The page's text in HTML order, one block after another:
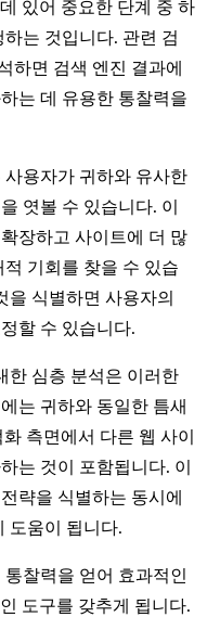
있어 중요한 단계 중 하
는 것입니다. 관련 검
하면 검색 엔진 결과에
는 데 유용한 통찰력을
사용자가 귀하와 유사한
엿볼 수 있습니다. 이
장하고 사이트에 더 많
기회를 찾을 수 있습
을 식별하면 사용자의
할 수 있습니다.
한 심층 분석은 이러한
는 귀하와 동일한 틈새
측면에서 다른 웹 사이
는 것이 포함됩니다. 이
략을 식별하는 동시에
도움이 됩니다.
찰력을 얻어 효과적인
도구를 갖추게 됩니다.